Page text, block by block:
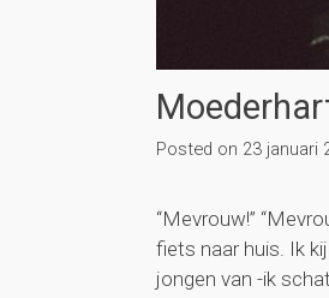
Posted on 23 januari
“Mevrouw!”
fiets naar huis. Ik
jongen van -ik